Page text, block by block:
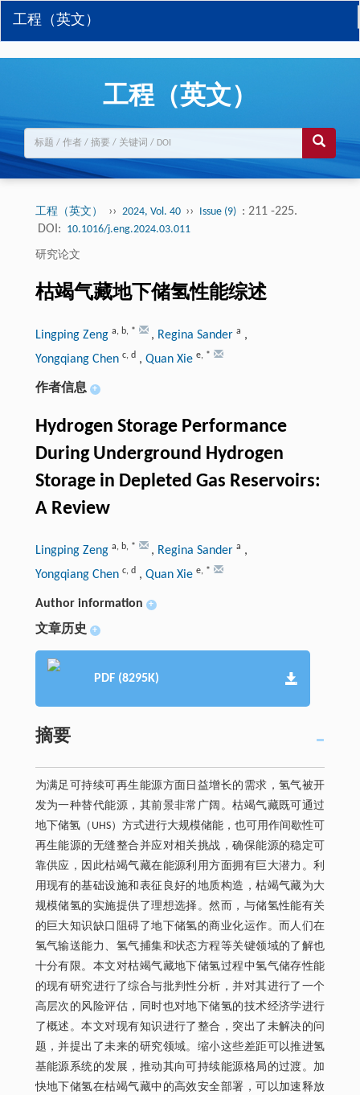
工程（英文）
工程（英文）
工程（英文） ›› 2024, Vol. 40 ›› Issue (9) : 211 -225.
DOI: 10.1016/j.eng.2024.03.011
研究论文
枯竭气藏地下储氢性能综述
Lingping Zeng a, b, * , Regina Sander a ,
Yongqiang Chen c, d, Quan Xie e, *
作者信息 +
Hydrogen Storage Performance
During Underground Hydrogen
Storage in Depleted Gas Reservoirs:
A Review
Lingping Zeng a, b, * , Regina Sander a ,
Yongqiang Chen c, d, Quan Xie e, *
Author information +
文章历史 +
PDF (8295K)
摘要
为满足可持续可再生能源方面日益增长的需求，氢气被开
发为一种替代能源，其前景非常广阔。枯竭气藏既可通过
地下储氢（UHS）方式进行大规模储能，也可用作间歇性可
再生能源的无缝整合并应对相关挑战，确保能源的稳定可
靠供应，因此枯竭气藏在能源利用方面拥有巨大潜力。利
用现有的基础设施和表征良好的地质构造，枯竭气藏为大
规模储氢的实施提供了理想选择。然而，与储氢性能有关
的巨大知识缺口阻碍了地下储氢的商业化运作。而人们在
氢气输送能力、氢气捕集和状态方程等关键领域的了解也
十分有限。本文对枯竭气藏地下储氢过程中氢气储存性能
的现有研究进行了综合与批判性分析，并对其进行了一个
高层次的风险评估，同时也对地下储氢的技术经济学进行
了概述。本文对现有知识进行了整合，突出了未解决的问
题，并提出了未来的研究领域。缩小这些差距可以推进氢
基能源系统的发展，推动其向可持续能源格局的过渡。加
快地下储氢在枯竭气藏中的高效安全部署，可以加速释放